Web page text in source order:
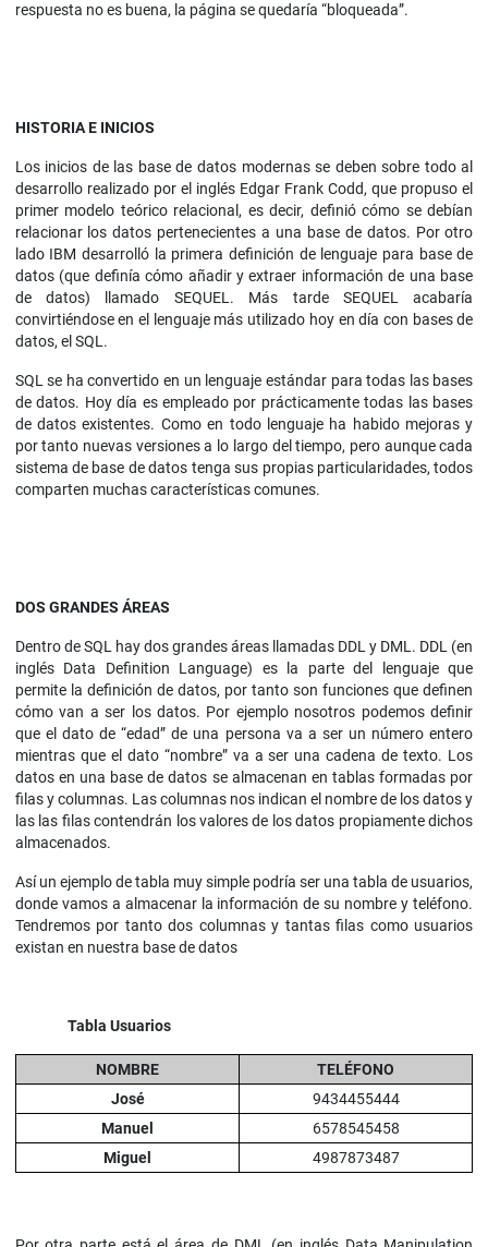
respuesta no es buena, la página se quedaría “bloqueada”.
HISTORIA E INICIOS
Los inicios de las base de datos modernas se deben sobre todo al
desarrollo realizado por el inglés Edgar Frank Codd, que propuso el
primer modelo teórico relacional, es decir, definió cómo se debían
relacionar los datos pertenecientes a una base de datos. Por otro
lado IBM desarrolló la primera definición de lenguaje para base de
datos (que definía cómo añadir y extraer información de una base
de datos) llamado SEQUEL. Más tarde SEQUEL acabaría
convirtiéndose en el lenguaje más utilizado hoy en día con bases de
datos, el SQL.
SQL se ha convertido en un lenguaje estándar para todas las bases
de datos. Hoy día es empleado por prácticamente todas las bases
de datos existentes. Como en todo lenguaje ha habido mejoras y
por tanto nuevas versiones a lo largo del tiempo, pero aunque cada
sistema de base de datos tenga sus propias particularidades, todos
comparten muchas características comunes.
DOS GRANDES ÁREAS
Dentro de SQL hay dos grandes áreas llamadas DDL y DML. DDL (en
inglés Data Definition Language) es la parte del lenguaje que
permite la definición de datos, por tanto son funciones que definen
cómo van a ser los datos. Por ejemplo nosotros podemos definir
que el dato de “edad” de una persona va a ser un número entero
mientras que el dato “nombre” va a ser una cadena de texto. Los
datos en una base de datos se almacenan en tablas formadas por
filas y columnas. Las columnas nos indican el nombre de los datos y
las las filas contendrán los valores de los datos propiamente dichos
almacenados.
Así un ejemplo de tabla muy simple podría ser una tabla de usuarios,
donde vamos a almacenar la información de su nombre y teléfono.
Tendremos por tanto dos columnas y tantas filas como usuarios
existan en nuestra base de datos
Tabla Usuarios
NOMBRE
TELÉFONO
José
9434455444
Manuel
6578545458
Miguel
4987873487